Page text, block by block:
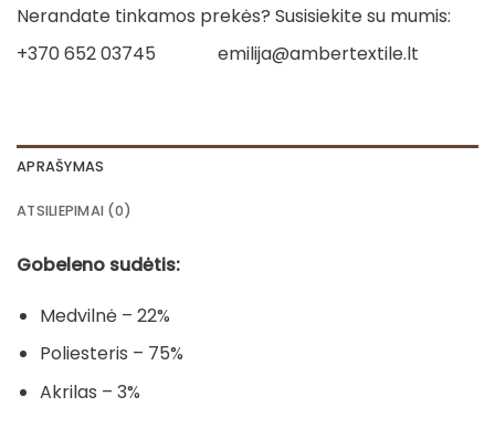
Nerandate tinkamos prekės? Susisiekite su mumis:
+370 652 03745
emilija@ambertextile.lt
APRAŠYMAS
ATSILIEPIMAI (0)
Gobeleno sudėtis:
Medvilnė – 22%
Poliesteris – 75%
Akrilas – 3%